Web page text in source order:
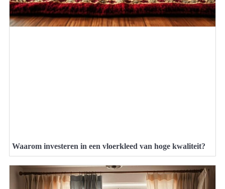
Waarom investeren in een vloerkleed van hoge kwaliteit?